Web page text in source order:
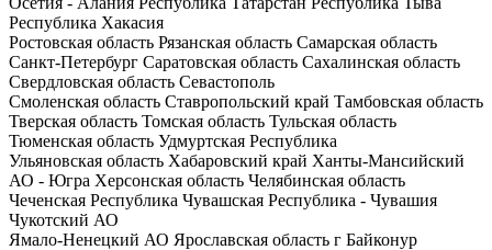
Республика Хакасия
Ростовская область Рязанская область Самарская область
Санкт-Петербург Саратовская область Сахалинская область
Свердловская область Севастополь
Смоленская область Ставропольский край Тамбовская область
Тверская область Томская область Тульская область
Тюменская область Удмуртская Республика
Ульяновская область Хабаровский край Ханты-Мансийский
АО - Югра Херсонская область Челябинская область
Чеченская Республика Чувашская Республика - Чувашия
Чукотский АО
Ямало-Ненецкий АО Ярославская область г Байконур